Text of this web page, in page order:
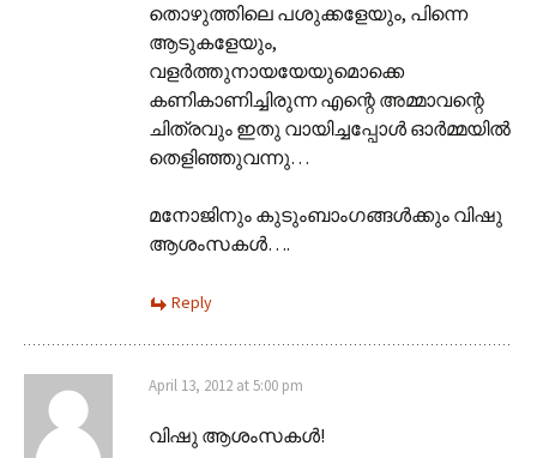
തൊഴുത്തിലെ പശുക്കളേയും, പിന്നെ
ആടുകളേയും,
വളർത്തുനായയേയുമൊക്കെ
കണികാണിച്ചിരുന്ന എന്റെ അമ്മാവന്റെ
ചിത്രവും ഇതു വായിച്ചപ്പോൾ ഓർമ്മയിൽ
തെളിഞ്ഞുവന്നു…
മനോജിനും കുടുംബാംഗങ്ങൾക്കും വിഷു
ആശംസകൾ….
Reply
April 13, 2012 at 5:00 pm
വിഷു ആശംസകള്‍!